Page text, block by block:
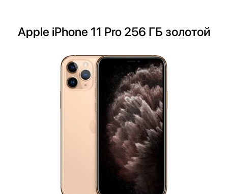
Apple iPhone 11 Pro 256 ГБ золотой